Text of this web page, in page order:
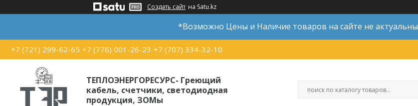
Создать сайт на Satu.kz
*Возможно Цены и Наличие товаров на сайте не актуальны
+7 (721) 299-62-65 +7 (776) 001-26-23 +7 (707) 334-32-10
ТЕПЛОЭНЕРГОРЕСУРС- Греющий
кабель, счетчики, светодиодная
продукция, ЗОМы